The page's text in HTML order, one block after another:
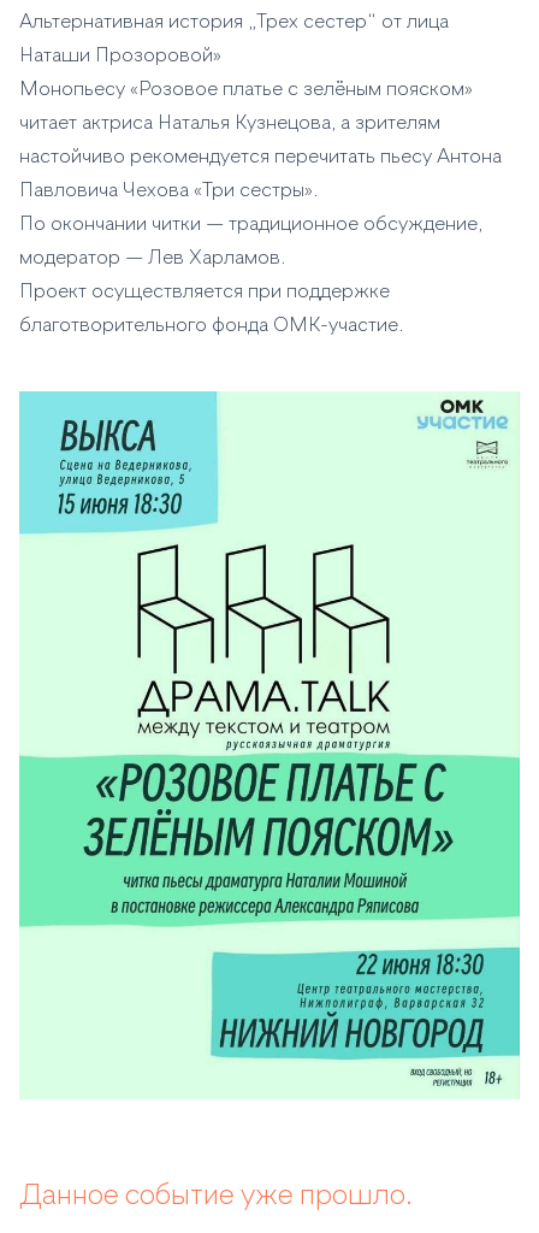
Альтернативная история „Трех сестер“ от лица
Наташи Прозоровой»
Монопьесу «Розовое платье с зелёным пояском»
читает актриса Наталья Кузнецова, а зрителям
настойчиво рекомендуется перечитать пьесу Антона
Павловича Чехова «Три сестры».
По окончании читки — традиционное обсуждение,
модератор — Лев Харламов.
Проект осуществляется при поддержке
благотворительного фонда ОМК-участие.
Данное событие уже прошло.